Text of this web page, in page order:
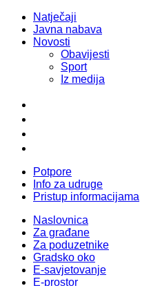
Natječaji
Javna nabava
Novosti
Obavijesti
Sport
Iz medija
Potpore
Info za udruge
Pristup informacijama
Naslovnica
Za građane
Za poduzetnike
Gradsko oko
E-savjetovanje
E-prostor